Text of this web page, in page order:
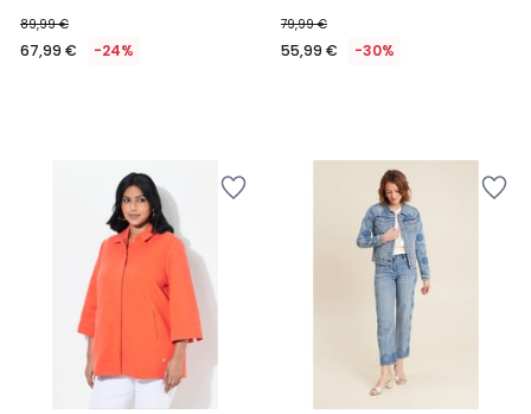
89,99 €
67,99 € -24%
79,99 €
55,99 € -30%